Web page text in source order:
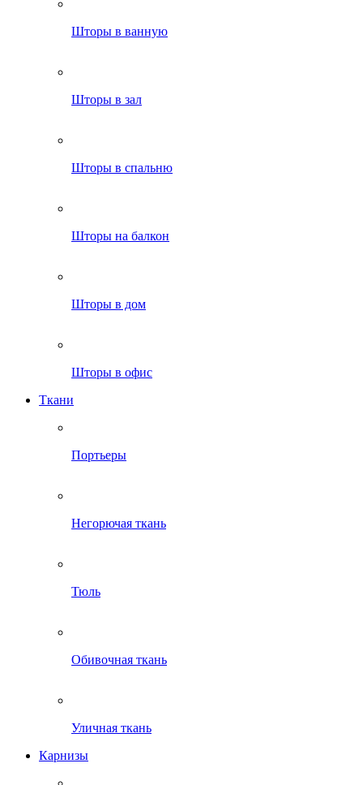
Шторы в ванную
Шторы в зал
Шторы в спальню
Шторы на балкон
Шторы в дом
Шторы в офис
Ткани
Портьеры
Негорючая ткань
Тюль
Обивочная ткань
Уличная ткань
Карнизы